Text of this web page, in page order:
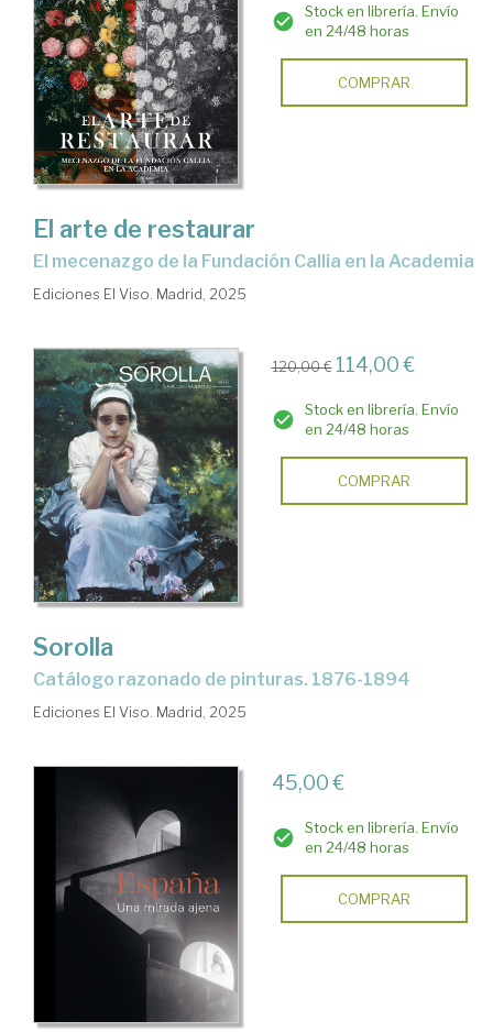
Stock en librería. Envío
en 24/48 horas
COMPRAR
El arte de restaurar
El mecenazgo de la Fundación Callia en la Academia
Ediciones El Viso. Madrid, 2025
120,00 € 114,00 €
Stock en librería. Envío
en 24/48 horas
COMPRAR
Sorolla
Catálogo razonado de pinturas. 1876-1894
Ediciones El Viso. Madrid, 2025
45,00 €
Stock en librería. Envío
en 24/48 horas
COMPRAR